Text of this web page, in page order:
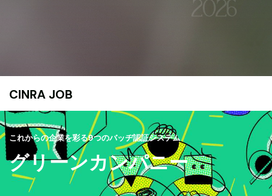
CINRA JOB
これからの企業を彩る9つのバッヂ認証システム
グリーンカンパニー